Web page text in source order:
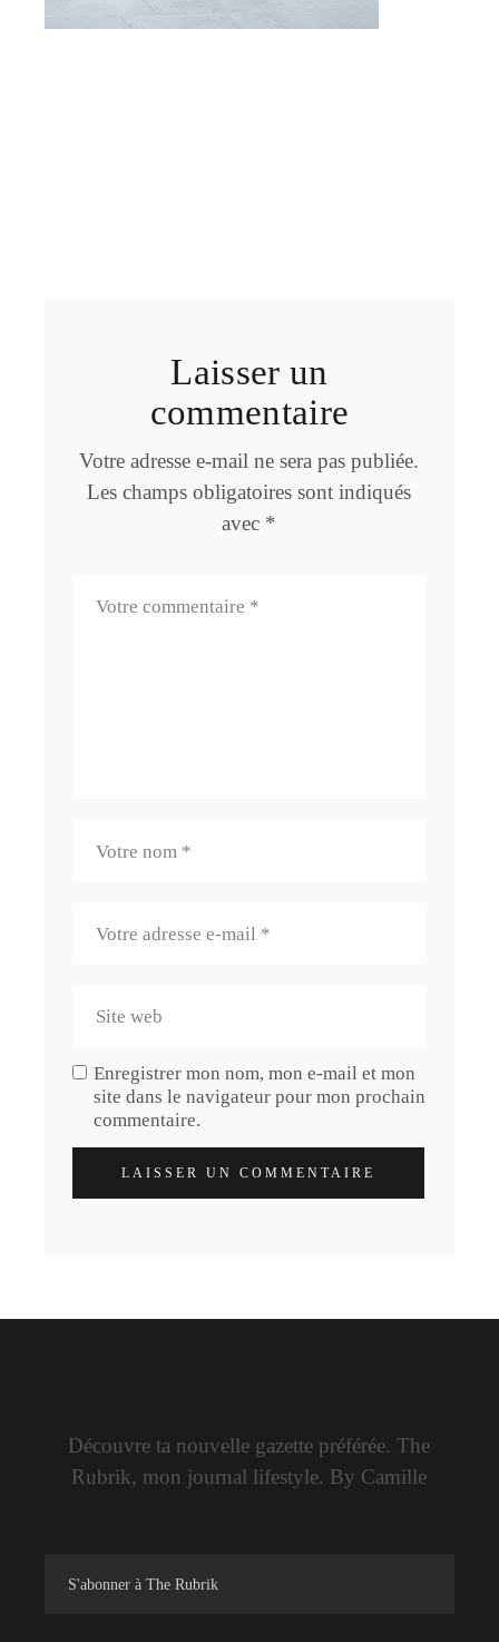
Laisser un
commentaire
Votre adresse e-mail ne sera pas publiée.
Les champs obligatoires sont indiqués
avec *
Enregistrer mon nom, mon e-mail et mon
site dans le navigateur pour mon prochain
commentaire.
LAISSER UN COMMENTAIRE
Découvre ta nouvelle gazette préférée. The
Rubrik, mon journal lifestyle. By Camille